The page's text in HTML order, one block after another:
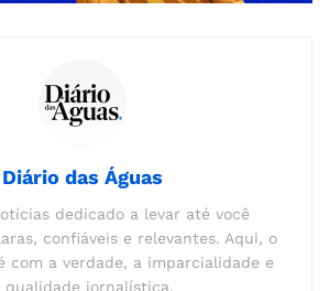
Diário das Águas
dedicado a levar até você
confiáveis e relevantes. Aqui, o
com a verdade, a imparcialidade e
qualidade jornalística.